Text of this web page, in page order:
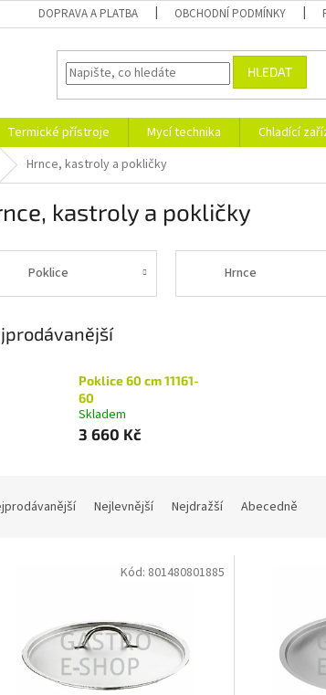
DOPRAVA A PLATBA OBCHODNÍ PODMÍNKY
HLEDAT
Termické přístroje Mycí technika Chladící
Hrnce, kastroly a pokličky
kastroly a pokličky
Poklice Hrnce
Poklice 60 cm 11161-
60
Skladem
3 660 Kč
Nejlevnější Nejdražší Abecedně
Kód: 801480801885